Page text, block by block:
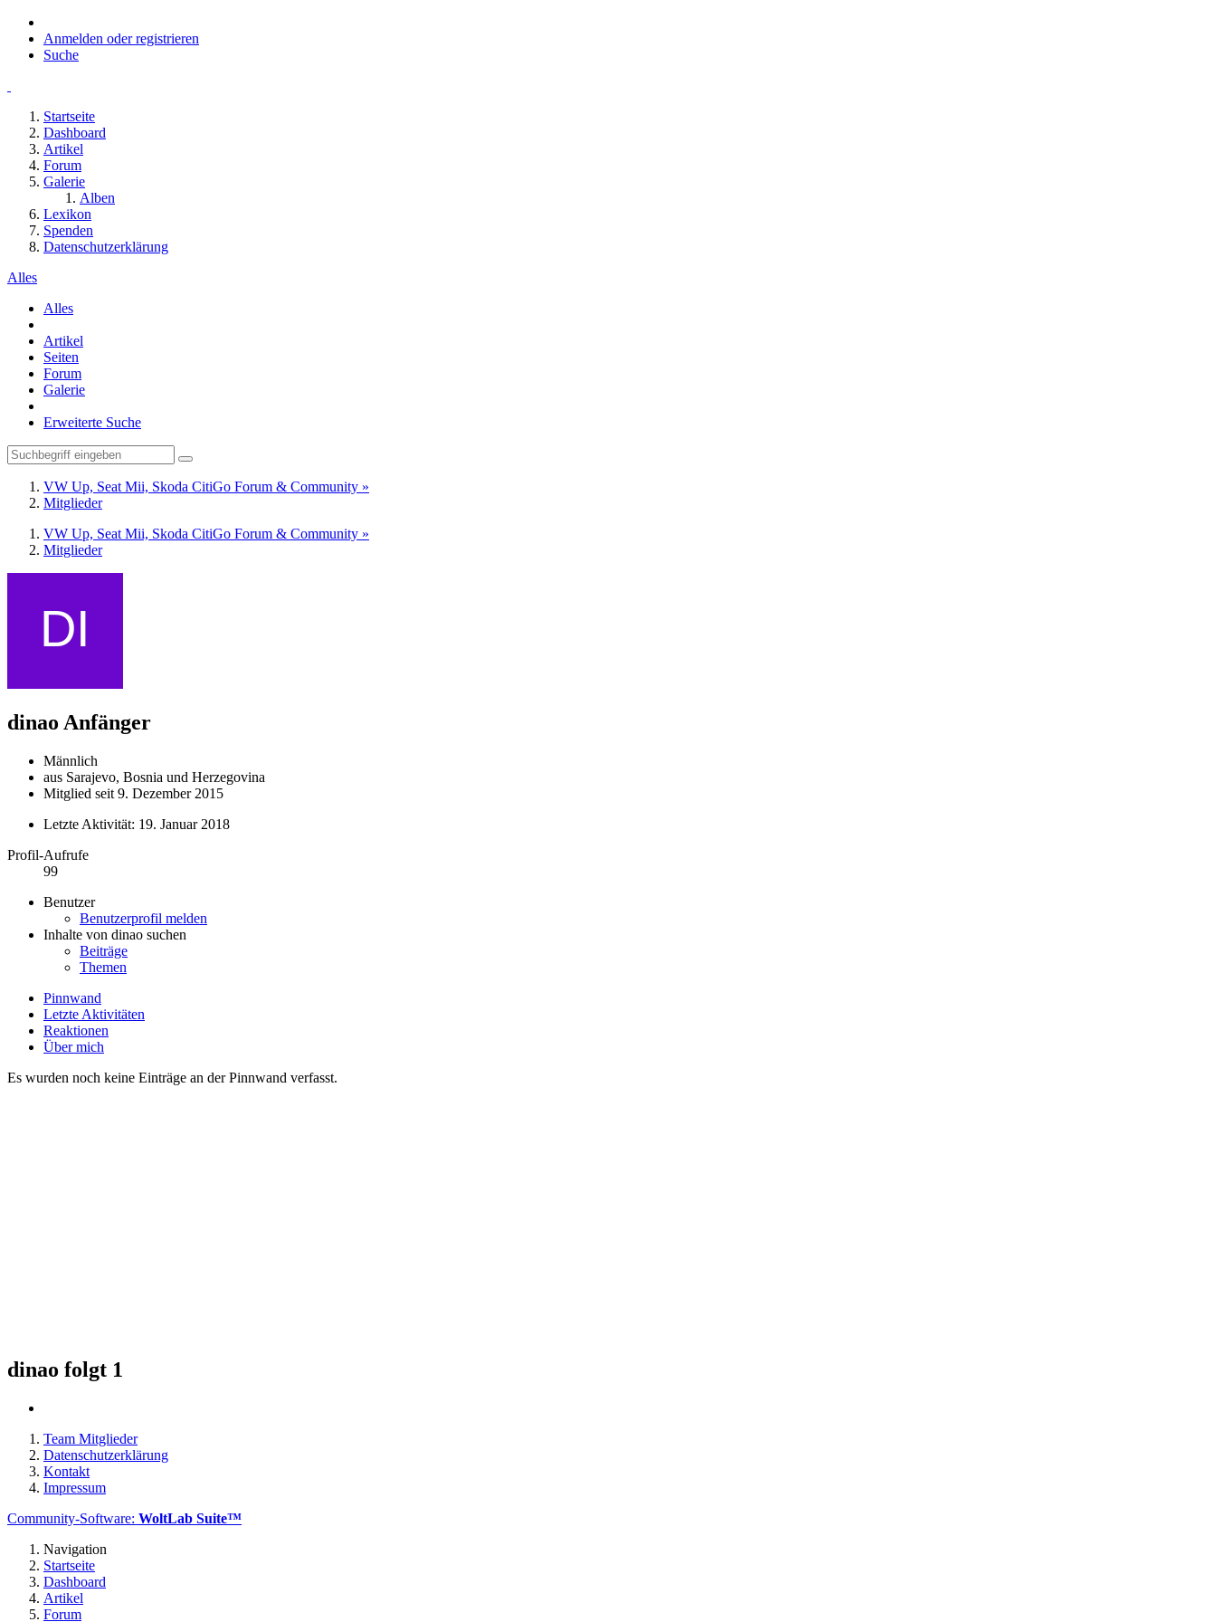
Anmelden oder registrieren
Suche
Startseite
Dashboard
Artikel
Forum
Galerie
Alben
Lexikon
Spenden
Datenschutzerklärung
Alles
Alles
Artikel
Seiten
Forum
Galerie
Erweiterte Suche
VW Up, Seat Mii, Skoda CitiGo Forum & Community »
Mitglieder
VW Up, Seat Mii, Skoda CitiGo Forum & Community »
Mitglieder
dinao Anfänger
Männlich
aus Sarajevo, Bosnia und Herzegovina
Mitglied seit 9. Dezember 2015
Letzte Aktivität: 19. Januar 2018
Profil-Aufrufe
99
Benutzer
Benutzerprofil melden
Inhalte von dinao suchen
Beiträge
Themen
Pinnwand
Letzte Aktivitäten
Reaktionen
Über mich
Es wurden noch keine Einträge an der Pinnwand verfasst.
dinao folgt 1
Team Mitglieder
Datenschutzerklärung
Kontakt
Impressum
Community-Software: WoltLab Suite™
Navigation
Startseite
Dashboard
Artikel
Forum